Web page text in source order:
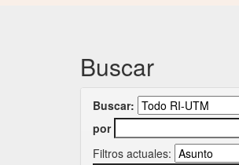
Buscar
Buscar:
por
Filtros actuales: